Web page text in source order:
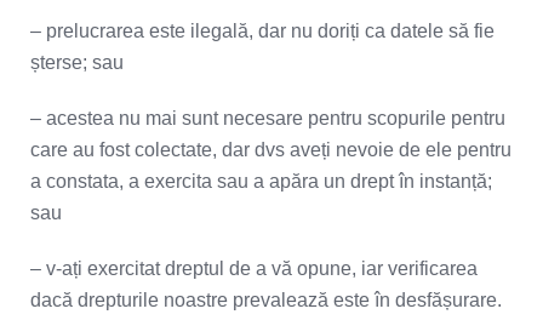
– prelucrarea este ilegală, dar nu doriți ca datele să fie
șterse; sau
– acestea nu mai sunt necesare pentru scopurile pentru
care au fost colectate, dar dvs aveți nevoie de ele pentru
a constata, a exercita sau a apăra un drept în instanță;
sau
– v-ați exercitat dreptul de a vă opune, iar verificarea
dacă drepturile noastre prevalează este în desfășurare.